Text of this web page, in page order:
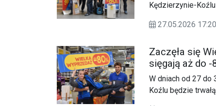
Kędzierzynie-
27.05.2026
Zaczęła się
sięgają aż do -
W dniach od 27 do
Koźlu będzie